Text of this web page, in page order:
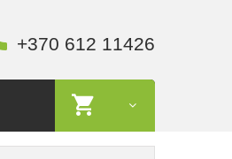
+370 612 11426